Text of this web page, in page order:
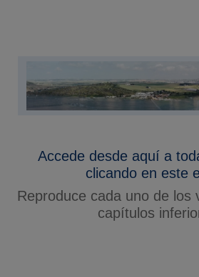
Accede desde aquí a
clicando en este
Reproduce cada uno de los
capítulos